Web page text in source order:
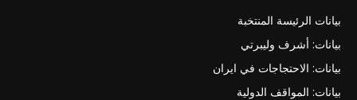
بيانات الرئيسة المنتخبة
بيانات: أشرف وليبرتي
بيانات: الاحتجاجات في ايران
بيانات: المواقف الدولية